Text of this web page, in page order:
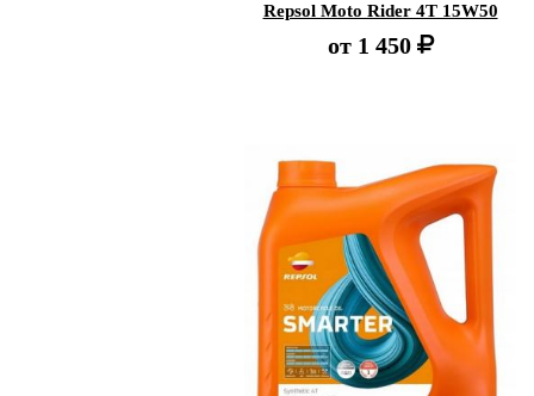
Repsol Moto Rider 4T 15W50
от 1 450